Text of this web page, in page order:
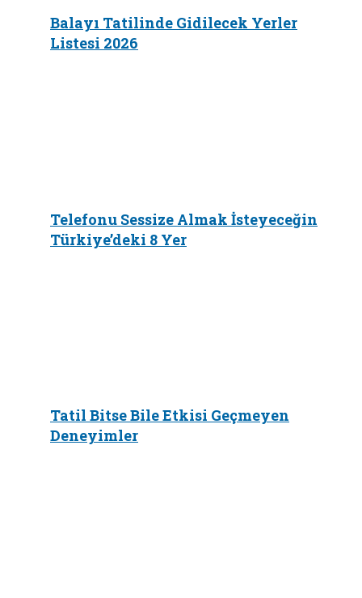
Balayı Tatilinde Gidilecek Yerler
Listesi 2026
Telefonu Sessize Almak İsteyeceğin
Türkiye’deki 8 Yer
Tatil Bitse Bile Etkisi Geçmeyen
Deneyimler